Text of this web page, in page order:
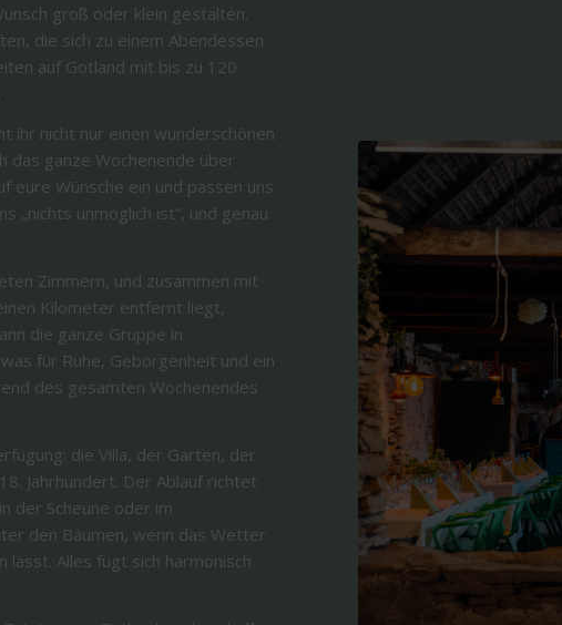
groß oder klein gestalten.
die sich zu einem Abendessen
auf Gotland mit bis zu 120
ihr nicht nur einen wunderschönen
das ganze Wochenende über
eure Wünsche ein und passen uns
„nichts unmöglich ist“, und genau
Zimmern, und zusammen mit
Kilometer entfernt liegt,
die ganze Gruppe in
für Ruhe, Geborgenheit und ein
des gesamten Wochenendes
die Villa, der Garten, der
Jahrhundert. Der Ablauf richtet
der Scheune oder im
den Bäumen, wenn das Wetter
lässt. Alles fügt sich harmonisch